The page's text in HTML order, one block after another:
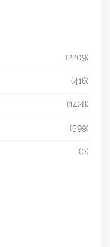
(2209)
(416)
(1428)
(599)
(0)